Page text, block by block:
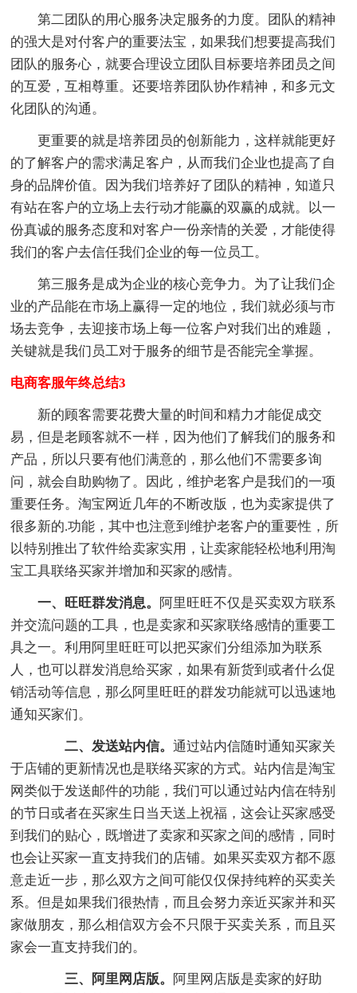
第二团队的用心服务决定服务的力度。团队的精神
的强大是对付客户的重要法宝，如果我们想要提高我们
团队的服务心，就要合理设立团队目标要培养团员之间
的互爱，互相尊重。还要培养团队协作精神，和多元文
化团队的沟通。
更重要的就是培养团员的创新能力，这样就能更好
的了解客户的需求满足客户，从而我们企业也提高了自
身的品牌价值。因为我们培养好了团队的精神，知道只
有站在客户的立场上去行动才能赢的双赢的成就。以一
份真诚的服务态度和对客户一份亲情的关爱，才能使得
我们的客户去信任我们企业的每一位员工。
第三服务是成为企业的核心竞争力。为了让我们企
业的产品能在市场上赢得一定的地位，我们就必须与市
场去竞争，去迎接市场上每一位客户对我们出的难题，
关键就是我们员工对于服务的细节是否能完全掌握。
电商客服年终总结3
新的顾客需要花费大量的时间和精力才能促成交
易，但是老顾客就不一样，因为他们了解我们的服务和
产品，所以只要有他们满意的，那么他们不需要多询
问，就会自助购物了。因此，维护老客户是我们的一项
重要任务。淘宝网近几年的不断改版，也为卖家提供了
很多新的.功能，其中也注意到维护老客户的重要性，所
以特别推出了软件给卖家实用，让卖家能轻松地利用淘
宝工具联络买家并增加和买家的感情。
一、旺旺群发消息。
阿里旺旺不仅是买卖双方联系
并交流问题的工具，也是卖家和买家联络感情的重要工
具之一。利用阿里旺旺可以把买家们分组添加为联系
人，也可以群发消息给买家，如果有新货到或者什么促
销活动等信息，那么阿里旺旺的群发功能就可以迅速地
通知买家们。
二、发送站内信。通过站内信随时通知买家关
于店铺的更新情况也是联络买家的方式。站内信是淘宝
网类似于发送邮件的功能，我们可以通过站内信在特别
的节日或者在买家生日当天送上祝福，这会让买家感受
到我们的贴心，既增进了卖家和买家之间的感情，同时
也会让买家一直支持我们的店铺。如果买卖双方都不愿
意走近一步，那么双方之间可能仅仅保持纯粹的买卖关
系。但是如果我们很热情，而且会努力亲近买家并和买
家做朋友，那么相信双方会不只限于买卖关系，而且买
家会一直支持我们的。
三、阿里网店版。
阿里网店版是卖家的好助